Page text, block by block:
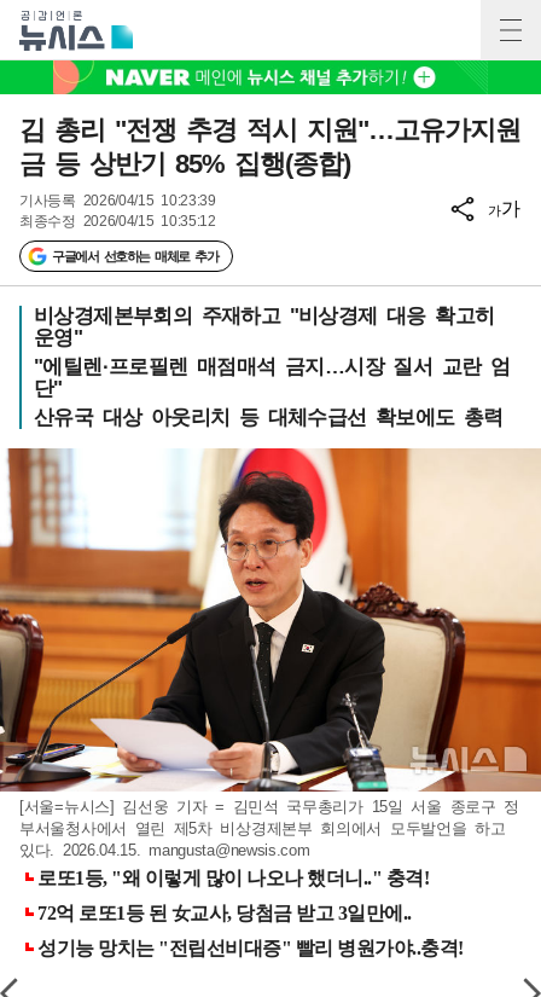
김 총리 "전쟁 추경 적시 지원"…고유가지원
금 등 상반기 85% 집행(종합)
기사등록 2026/04/15 10:23:39
최종수정 2026/04/15 10:35:12
구글에서 선호하는 매체로 추가
가가
비상경제본부회의 주재하고 "비상경제 대응 확고히
운영"
"에틸렌·프로필렌 매점매석 금지…시장 질서 교란 엄
단"
산유국 대상 아웃리치 등 대체수급선 확보에도 총력
[서울=뉴시스] 김선웅 기자 = 김민석 국무총리가 15일 서울 종로구 정
부서울청사에서 열린 제5차 비상경제본부 회의에서 모두발언을 하고
있다. 2026.04.15. mangusta@newsis.com